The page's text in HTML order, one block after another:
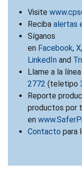
Visite
Reciba alertas
Síganos
en Facebook, X,
LinkedIn and
Llame a la
2772 (teletipo
Reporte
productos por
en
Contacto para